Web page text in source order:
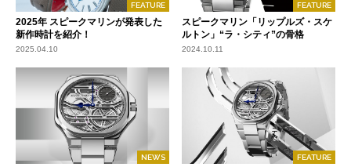
FEATURE
2025年 スピークマリンが発表した
新作時計を紹介！
2025.04.10
FEATURE
スピークマリン「リップルズ・スケ
ルトン」“ラ・シティ”の骨格
2024.10.11
NEWS FEATURE